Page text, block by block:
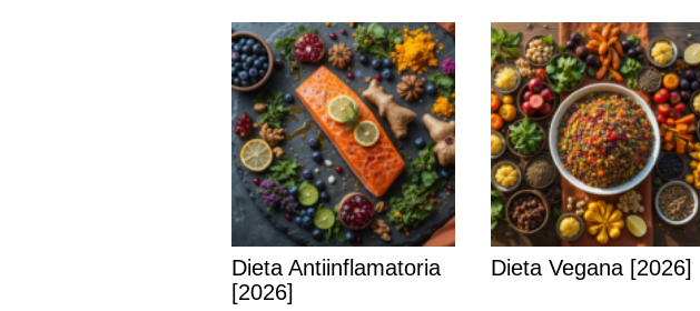
Dieta Antiinflamatoria
[2026]
Dieta Vegana [2026]